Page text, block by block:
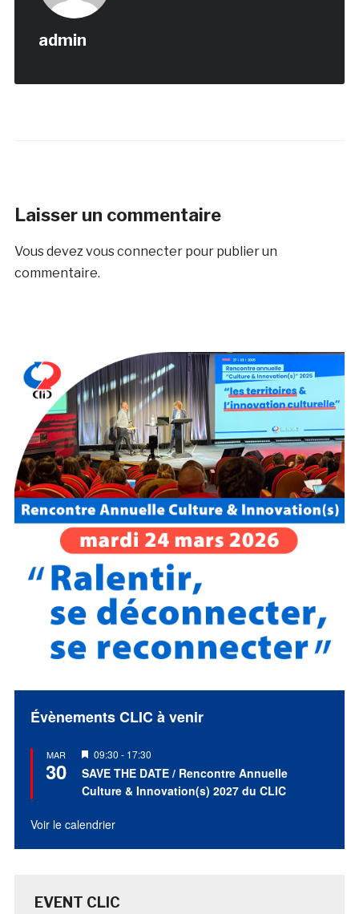
admin
Laisser un commentaire
Vous devezvous connecterpour publier un
commentaire.
Évènements CLIC à venir
MAR
30
Mis
en
avant
09:30 - 17:30
SAVE THE DATE / Rencontre Annuelle
Culture & Innovation(s) 2027 du CLIC
Voir le calendrier
EVENT CLIC